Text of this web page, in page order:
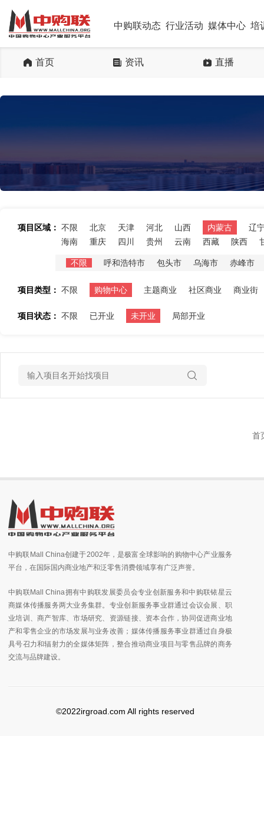
中购联动态 行业活动 媒体中心 培
首页 资讯 直播
项目区域： 不限 北京 天津 河北 山西 内蒙古
辽
海南
重庆 四川 贵州 云南 西藏 陕西
不限 呼和浩特市 包头市 乌海市 赤峰市
项目类型： 不限 购物中心 主题商业 社区商业 商业街
项目状态： 不限 已开业 未开业 局部开业
首
中购联Mall China创建于2002年，是极富全球影响的购物中心产业服务
平台，在国际国内商业地产和泛零售消费领域享有广泛声誉。
中购联Mall China拥有中购联发展委员会专业创新服务和中购联铱星云
商媒体传播服务两大业务集群。专业创新服务事业群通过会议会展、职
业培训、商产智库、市场研究、资源链接、资本合作，协同促进商业地
产和零售企业的市场发展与业务改善；媒体传播服务事业群通过自身极
具号召力和辐射力的全媒体矩阵，整合推动商业项目与零售品牌的商务
交流与品牌建设。
©2022irgroad.com All rights reserved